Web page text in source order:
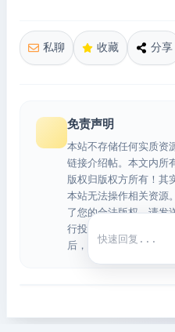
私聊 收藏 分享
免责声明
本站不存储任何实质资
链接介绍帖。本文内所
版权归版权方所有！其
本站无法操作相关资源
了您的合法版权，请发
行投诉，我们将在确认
后，立即删除相关介绍
快捷回复